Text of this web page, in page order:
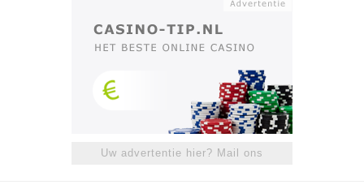
Uw advertentie hier? Mail ons